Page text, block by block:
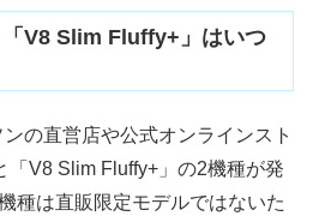
V8 Slim Fluffy+」はいつ
の直営店や公式オンラインスト
「V8 Slim Fluffy+」の2機種が発
種は直販限定モデルではないた